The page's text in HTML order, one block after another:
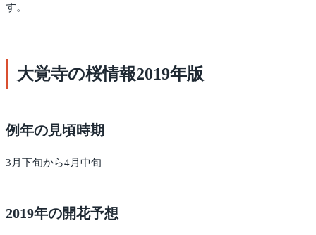
す。
大覚寺の桜情報2019年版
例年の見頃時期
3月下旬から4月中旬
2019年の開花予想